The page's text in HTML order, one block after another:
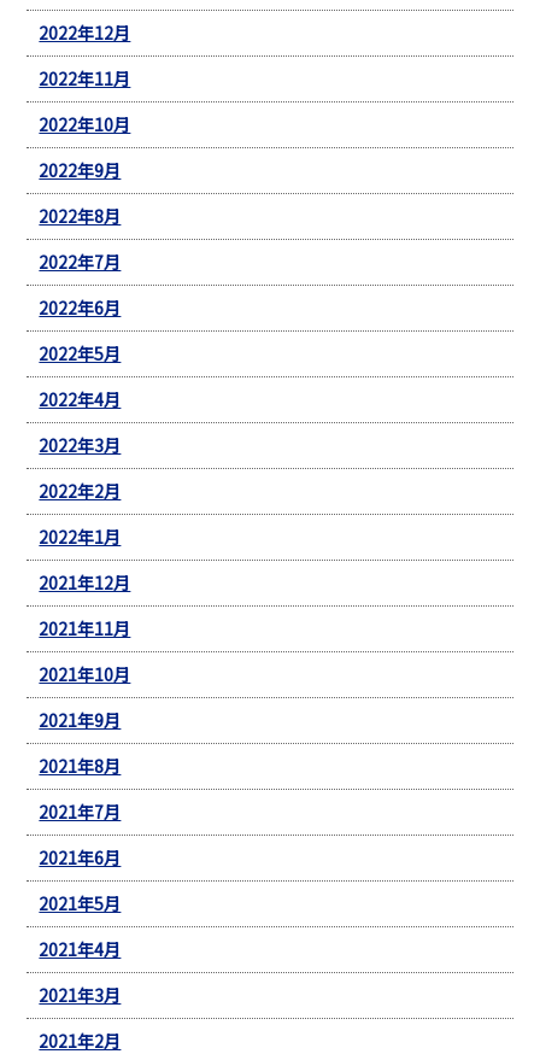
2022年12月
2022年11月
2022年10月
2022年9月
2022年8月
2022年7月
2022年6月
2022年5月
2022年4月
2022年3月
2022年2月
2022年1月
2021年12月
2021年11月
2021年10月
2021年9月
2021年8月
2021年7月
2021年6月
2021年5月
2021年4月
2021年3月
2021年2月